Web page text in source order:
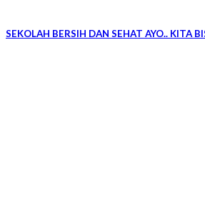
SEKOLAH BERSIH DAN SEHAT AYO.. KITA